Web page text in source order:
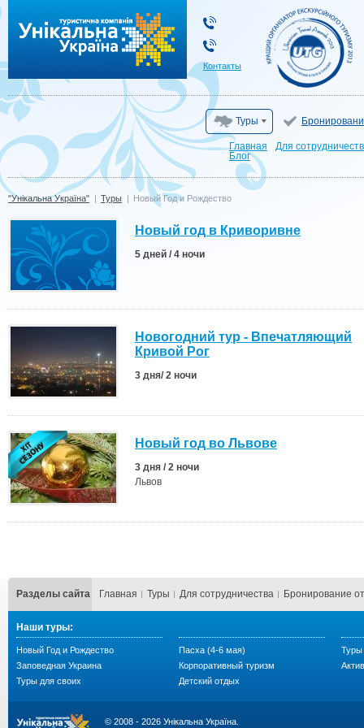
Контакты
Туры
Главная
Для
Блог
"Унікальна Україна" | Туры | Новый Год и Рождество
Новый год в Криворивне
5 дней / 4 ночи
Новогодний тур - Впечатляющий
Кривой Рог
3 дня/ 2 ночи
Новый год во Львове
3 дня / 2 ночи
Львов
Разделы сайта Главная Туры Для сотрудничества Бронирование
Наши туры:
Новый Год и Рождество
Заповедная Украина
Туры для своих
Пасха (4-6 мая)
Корпоративный туризм
Детский отдых
Туры
© 2008 - 2026 Унікальна Україна.